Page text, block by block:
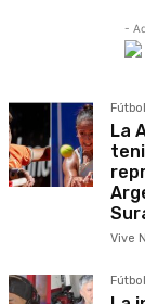
-
Fútbol
La
Vive
Fútbol